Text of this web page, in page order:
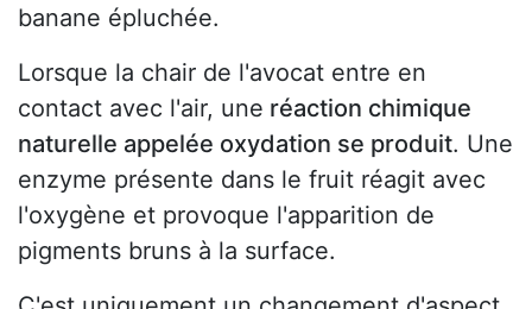
banane épluchée.
Lorsque la chair de l'avocat entre en
contact avec l'air, une réaction chimique
naturelle appelée oxydation se produit. Une
enzyme présente dans le fruit réagit avec
l'oxygène et provoque l'apparition de
pigments bruns à la surface.